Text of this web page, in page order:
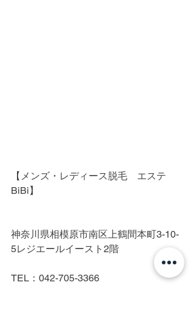
【メンズ・レディース脱毛　エステ
BiBi】
神奈川県相模原市南区上鶴間本町3-10-
5レジエールイースト2階
TEL：042-705-3366